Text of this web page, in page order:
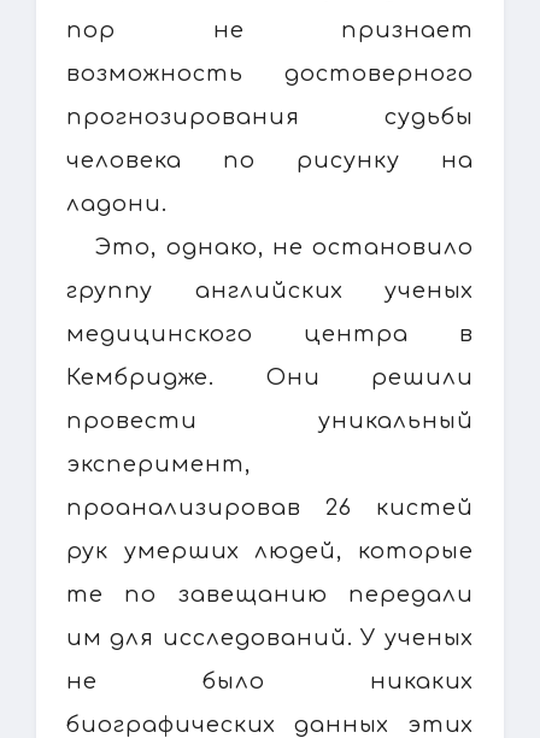
пор не признает
возможность достоверного
прогнозирования судьбы
человека по рисунку на
ладони.
Это, однако, не остановило
группу английских ученых
медицинского центра в
Кембридже. Они решили
провести уникальный
эксперимент,
проанализировав 26 кистей
рук умерших людей, которые
те по завещанию передали
им для исследований. У ученых
не было никаких
биографических данных этих